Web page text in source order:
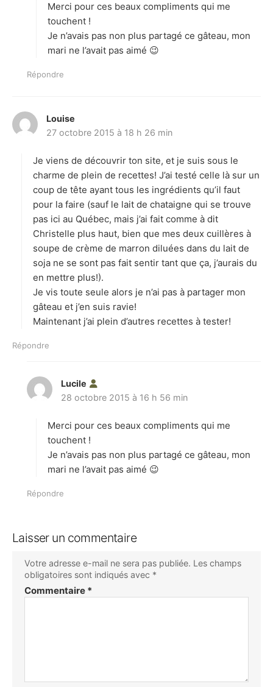
:
Merci pour ces beaux compliments qui me
touchent !
Je n’avais pas non plus partagé ce gâteau, mon
mari ne l’avait pas aimé 😉
Répondre
Louise
i
:
27 octobre 2015 à 18 h 26 min
Je viens de découvrir ton site, et je suis sous le
charme de plein de recettes! J’ai testé celle là sur un
coup de tête ayant tous les ingrédients qu’il faut
pour la faire (sauf le lait de chataigne qui se trouve
pas ici au Québec, mais j’ai fait comme à dit
Christelle plus haut, bien que mes deux cuillères à
soupe de crème de marron diluées dans du lait de
soja ne se sont pas fait sentir tant que ça, j’aurais du
en mettre plus!).
Je vis toute seule alors je n’ai pas à partager mon
gâteau et j’en suis ravie!
Maintenant j’ai plein d’autres recettes à tester!
Répondre
Lucile
i
28 octobre 2015 à 16 h 56 min
Merci pour ces beaux compliments qui me
touchent !
Je n’avais pas non plus partagé ce gâteau, mon
mari ne l’avait pas aimé 😉
Répondre
Laisser un commentaire
Votre adresse e-mail ne sera pas publiée. Les champs
obligatoires sont indiqués avec *
Commentaire *